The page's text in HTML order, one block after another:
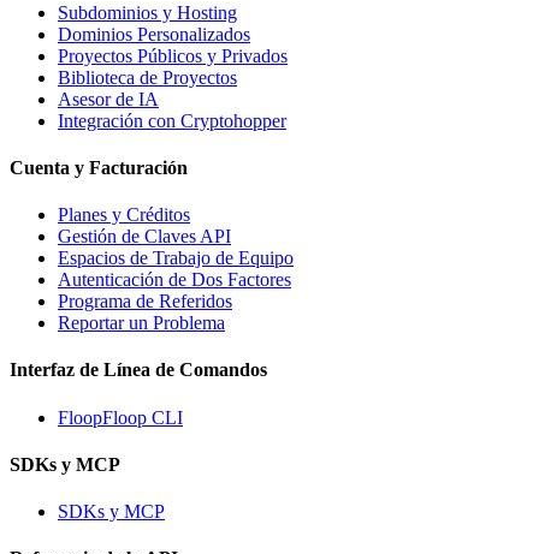
Subdominios y Hosting
Dominios Personalizados
Proyectos Públicos y Privados
Biblioteca de Proyectos
Asesor de IA
Integración con Cryptohopper
Cuenta y Facturación
Planes y Créditos
Gestión de Claves API
Espacios de Trabajo de Equipo
Autenticación de Dos Factores
Programa de Referidos
Reportar un Problema
Interfaz de Línea de Comandos
FloopFloop CLI
SDKs y MCP
SDKs y MCP